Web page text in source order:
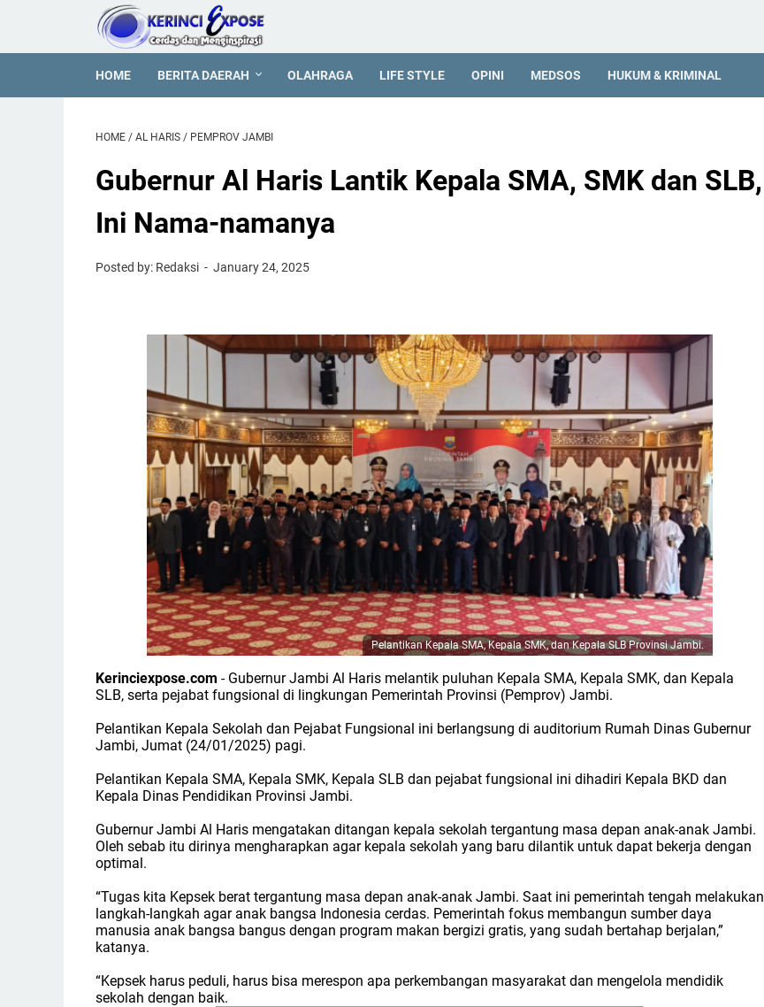
HOME BERITA DAERAH OLAHRAGA LIFE STYLE OPINI MEDSOS HUKUM & KRIMINAL
HOME / AL HARIS / PEMPROV JAMBI
Gubernur Al Haris Lantik Kepala SMA, SMK dan SLB,
Ini Nama-namanya
Posted by: Redaksi January 24, 2025
PelantikanKepala SMA, Kepala SMK, dan Kepala SLB Provinsi Jambi.
Kerinciexpose.com - Gubernur Jambi Al Haris melantik puluhan Kepala SMA, Kepala SMK, dan Kepala
SLB, serta pejabat fungsional di lingkungan Pemerintah Provinsi (Pemprov) Jambi.
Pelantikan Kepala Sekolah dan Pejabat Fungsional ini berlangsung di auditorium Rumah Dinas Gubernur
Jambi, Jumat (24/01/2025) pagi.
Pelantikan Kepala SMA, Kepala SMK, Kepala SLB dan pejabat fungsional ini dihadiri Kepala BKD dan
Kepala Dinas Pendidikan Provinsi Jambi.
Gubernur Jambi Al Haris mengatakan ditangan kepala sekolah tergantung masa depan anak-anak Jambi.
Oleh sebab itu dirinya mengharapkan agar kepala sekolah yang baru dilantik untuk dapat bekerja dengan
optimal.
“Tugas kita Kepsek berat tergantung masa depan anak-anak Jambi. Saat ini pemerintah tengah melakukan
langkah-langkah agar anak bangsa Indonesia cerdas. Pemerintah fokus membangun sumber daya
manusia anak bangsa bangus dengan program makan bergizi gratis, yang sudah bertahap berjalan,”
katanya.
“Kepsek harus peduli, harus bisa merespon apa perkembangan masyarakat dan mengelola mendidik
sekolah dengan baik.